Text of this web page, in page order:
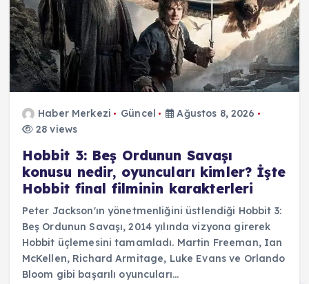
Haber Merkezi Güncel
Ağustos 8, 2026
28 views
Hobbit 3: Beş Ordunun Savaşı
konusu nedir, oyuncuları kimler? İşte
Hobbit final filminin karakterleri
Peter Jackson'ın yönetmenliğini üstlendiği Hobbit 3:
Beş Ordunun Savaşı, 2014 yılında vizyona girerek
Hobbit üçlemesini tamamladı. Martin Freeman, Ian
McKellen, Richard Armitage, Luke Evans ve Orlando
Bloom gibi başarılı oyuncuları…